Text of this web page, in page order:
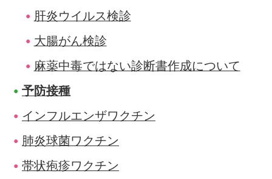
肝炎ウイルス検診
大腸がん検診
麻薬中毒ではない診断書作成について
予防接種
インフルエンザワクチン
肺炎球菌ワクチン
帯状疱疹ワクチン